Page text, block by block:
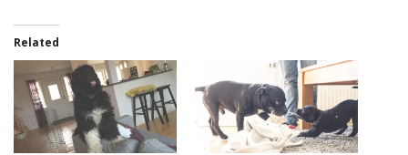
Related